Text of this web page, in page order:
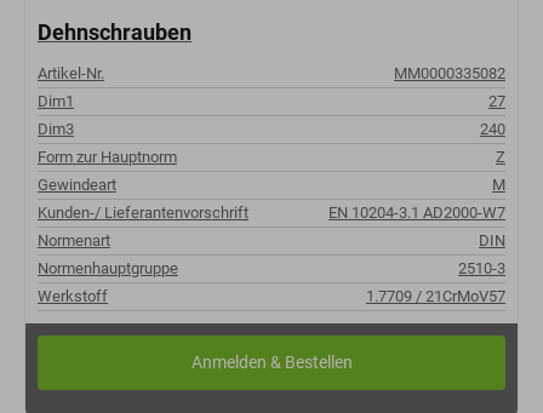
Dehnschrauben
Artikel-Nr.
MM0000335082
Dim1
27
Dim3
240
Form zur Hauptnorm
Z
Gewindeart
M
Kunden-/ Lieferantenvorschrift
EN 10204-3.1 AD2000-W7
Normenart
DIN
Normenhauptgruppe
2510-3
Werkstoff
1.7709 / 21CrMoV57